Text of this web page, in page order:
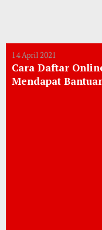
14 April 2021
Cara Daftar
Mendapat